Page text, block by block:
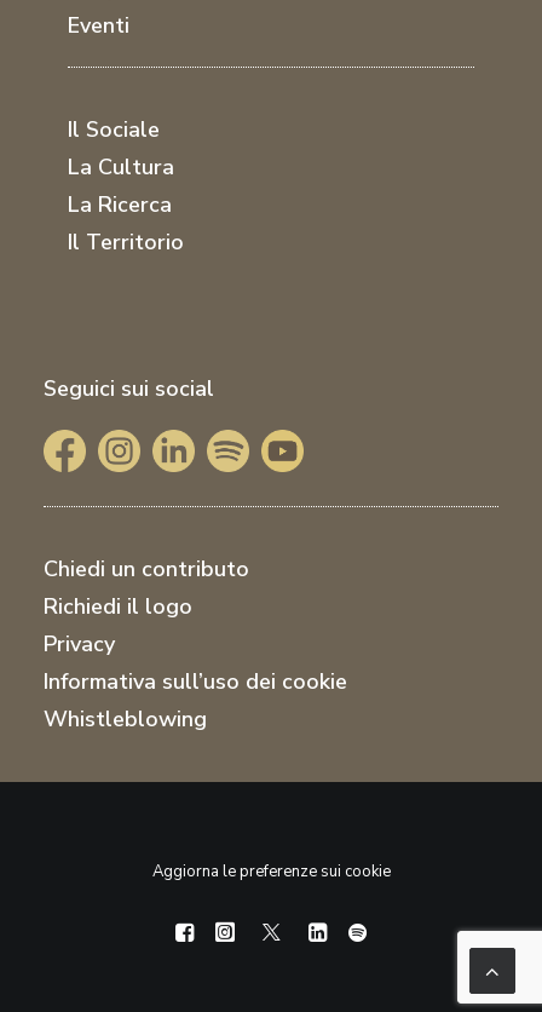
Eventi
Il Sociale
La Cultura
La Ricerca
Il Territorio
Seguici sui social
Chiedi un contributo
Richiedi il logo
Privacy
Informativa sull’uso dei cookie
Whistleblowing
Aggiorna le preferenze sui cookie